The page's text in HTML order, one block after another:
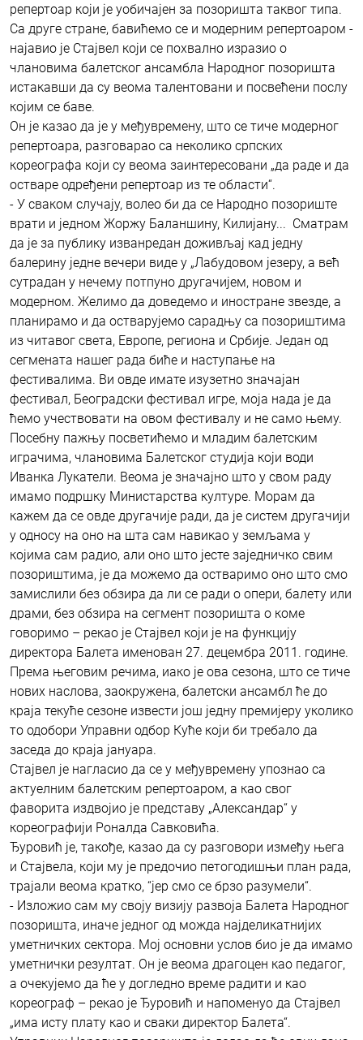
репертоар који је уобичајен за позоришта таквог типа.
Са друге стране, бавићемо се и модерним репертоаром -
најавио је Стајвел који се похвално изразио о
члановима балетског ансамбла Народног позоришта
истакавши да су веома талентовани и посвећени послу
којим се баве.
Он је казао да је у међувремену, што се тиче модерног
репертоара, разговарао са неколико српских
кореографа који су веома заинтересовани „да раде и да
остваре одређени репертоар из те области“.
- У сваком случају, волео би да се Народно позориште
врати и једном Жоржу Баланшину, Килијану... Сматрам
да је за публику изванредан доживљај кад једну
балерину једне вечери виде у „Лабудовом језеру, а већ
сутрадан у нечему потпуно другачијем, новом и
модерном. Желимо да доведемо и иностране звезде, а
планирамо и да остварујемо сарадњу са позориштима
из читавог света, Европе, региона и Србије. Један од
сегмената нашег рада биће и наступање на
фестивалима. Ви овде имате изузетно значајан
фестивал, Београдски фестивал игре, моја нада је да
ћемо учествовати на овом фестивалу и не само њему.
Посебну пажњу посветићемо и младим балетским
играчима, члановима Балетског студија који води
Иванка Лукатели. Веома је значајно што у свом раду
имамо подршку Министарства културе. Морам да
кажем да се овде другачије ради, да је систем другачији
у односу на оно на шта сам навикао у земљама у
којима сам радио, али оно што јесте заједничко свим
позориштима, је да можемо да остваримо оно што смо
замислили без обзира да ли се ради о опери, балету или
драми, без обзира на сегмент позоришта о коме
говоримо – рекао је Стајвел који је на функцију
директора Балета именован 27. децембра 2011. године.
Према његовим речима, иако је ова сезона, што се тиче
нових наслова, заокружена, балетски ансамбл ће до
краја текуће сезоне извести још једну премијеру уколико
то одобори Управни одбор Куће који би требало да
заседа до краја јануара.
Стајвел је нагласио да се у међувремену упознао са
актуелним балетским репертоаром, а као свог
фаворита издвојио је представу „Александар“ у
кореографији Роналда Савковића.
Ђуровић је, такође, казао да су разговори између њега
и Стајвела, који му је предочио петогодишњи план рада,
трајали веома кратко, “јер смо се брзо разумели“.
- Изложио сам му своју визију развоја Балета Народног
позоришта, иначе једног од можда најделикатнијих
уметничких сектора. Мој основни услов био је да имамо
уметнички резултат. Он је веома драгоцен као педагог,
а очекујемо да ће у догледно време радити и као
кореограф – рекао је Ђуровић и напоменуо да Стајвел
„има исту плату као и сваки директор Балета“.